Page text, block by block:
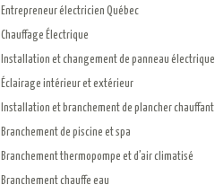
Entrepreneur électricien Québec
Chauffage Électrique
Installation et changement de panneau électrique
Éclairage intérieur et extérieur
Installation et branchement de plancher chauffant
Branchement de piscine et spa
Branchement thermopompe et d’air climatisé
Branchement chauffe eau